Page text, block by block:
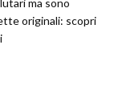
ma sono
originali: scopri